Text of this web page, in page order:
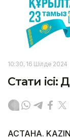
10:30, 16 Шілде 2024
Стати ісі:
АСТАНА.